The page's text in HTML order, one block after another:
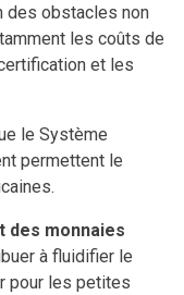
des obstacles non
les coûts de
et les
le Système
permettent le
des monnaies
à fluidifier le
pour les petites